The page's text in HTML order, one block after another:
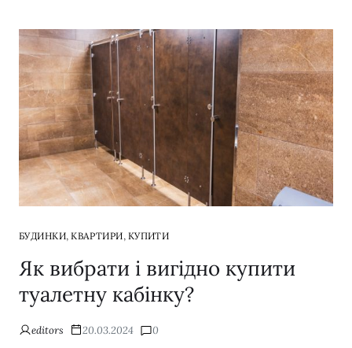
БУДИНКИ,КВАРТИРИ, КУПИТИ
Як вибрати і вигідно купити
туалетну кабінку?
editors 20.03.2024 0